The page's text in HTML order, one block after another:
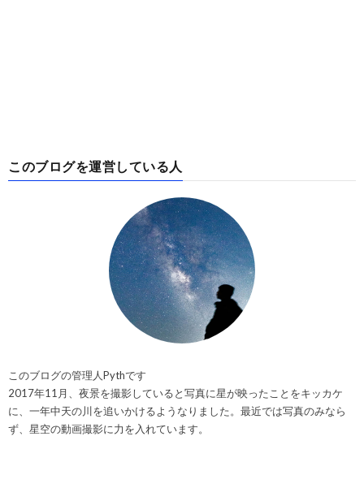
このブログを運営している人
このブログの管理人Pythです
2017年11月、夜景を撮影していると写真に星が映ったことをキッカケ
に、一年中天の川を追いかけるようなりました。最近では写真のみなら
ず、星空の動画撮影に力を入れています。